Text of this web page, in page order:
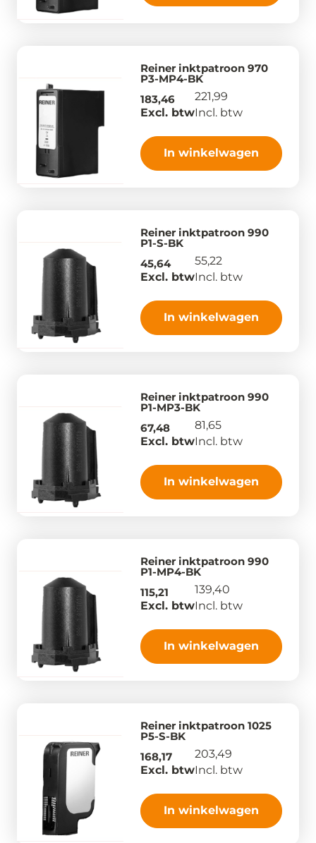
Reiner inktpatroon 970
P3-MP4-BK
183,46
Excl. btw
221,99
Incl. btw
In winkelwagen
Reiner inktpatroon 990
P1-S-BK
45,64
Excl. btw
55,22
Incl. btw
In winkelwagen
Reiner inktpatroon 990
P1-MP3-BK
67,48
Excl. btw
81,65
Incl. btw
In winkelwagen
Reiner inktpatroon 990
P1-MP4-BK
115,21
Excl. btw
139,40
Incl. btw
In winkelwagen
Reiner inktpatroon 1025
P5-S-BK
168,17
Excl. btw
203,49
Incl. btw
In winkelwagen